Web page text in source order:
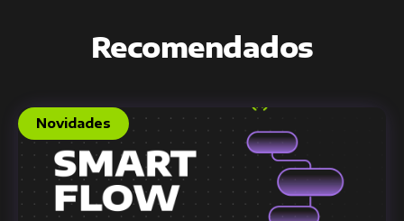
Recomendados
Novidades